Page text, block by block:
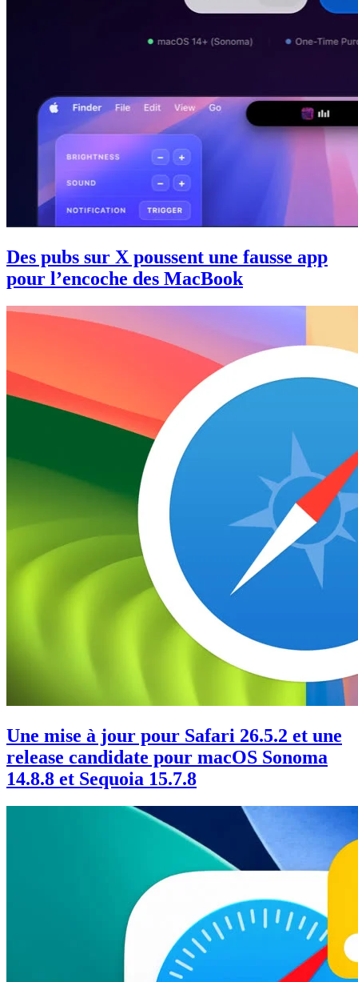
Des pubs sur X poussent une fausse app
pour l’encoche des MacBook
Une mise à jour pour Safari 26.5.2 et une
release candidate pour macOS Sonoma
14.8.8 et Sequoia 15.7.8